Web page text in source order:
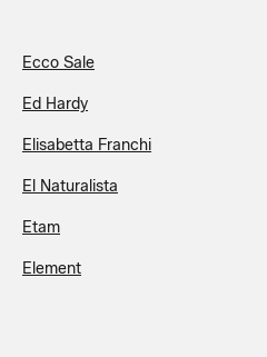
Ecco Sale
Ed Hardy
Elisabetta Franchi
El Naturalista
Etam
Element